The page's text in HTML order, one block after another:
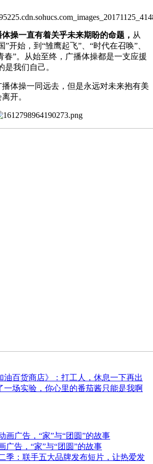
操一直有着关乎未来期盼的命题， 从
开始，到“雏鹰起飞”、“时代在召唤”、
春”。从始至终，广播体操都是一支应援
是我们自己。
体操一同远去，但是永远对未来抱有美
开。
油百货商店》：打工人，休息一下再出
一场实验，你心里的番茄酱只能是我啊
广告，“家”与“团圆”的故事